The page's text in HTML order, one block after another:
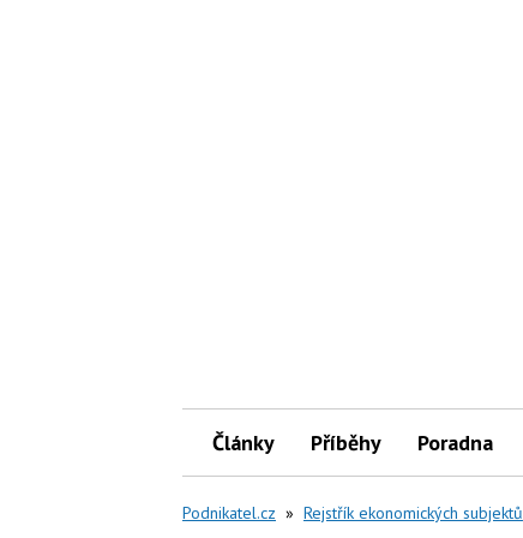
Články Příběhy Poradna
Podnikatel.cz » Rejstřík ekonomických subjektů